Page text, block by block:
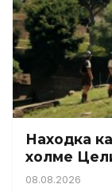
Находка
холме
08.08.2026